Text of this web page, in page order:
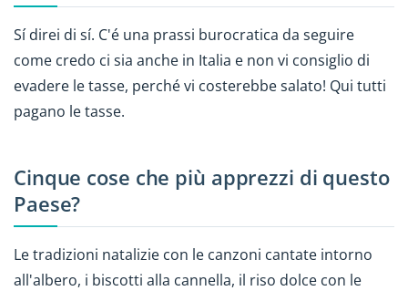
Sí direi di sí. C'é una prassi burocratica da seguire
come credo ci sia anche in Italia e non vi consiglio di
evadere le tasse, perché vi costerebbe salato! Qui tutti
pagano le tasse.
Cinque cose che più apprezzi di questo
Paese?
Le tradizioni natalizie con le canzoni cantate intorno
all'albero, i biscotti alla cannella, il riso dolce con le